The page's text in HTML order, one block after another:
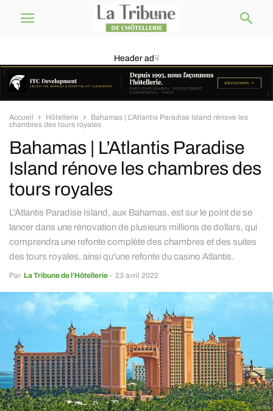
Header ad☟
Accueil Hôtellerie
Bahamas | L’Atlantis Paradise Island rénove les
chambres des tours royales
Bahamas | L’Atlantis Paradise
Island rénove les chambres des
tours royales
L'Atlantis Paradise Island, aux Bahamas, est sur le point de se
lancer dans une rénovation de plusieurs millions de dollars, qui
comprendra une refonte complète des chambres et des suites
des tours royales, ainsi qu'une refonte du casino Atlantis.
Par La Tribune de l’Hôtellerie - 23 avril 2022